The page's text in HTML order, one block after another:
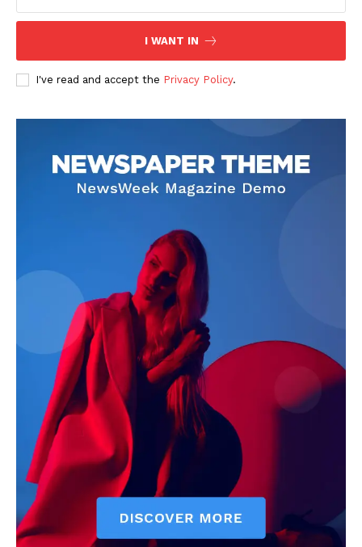
Contact us
Subscription Plans
My account
I WANT IN
I've read and accept the Privacy Policy.